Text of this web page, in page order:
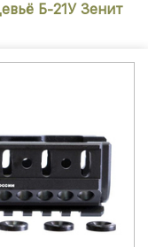
Б-21У Зенит